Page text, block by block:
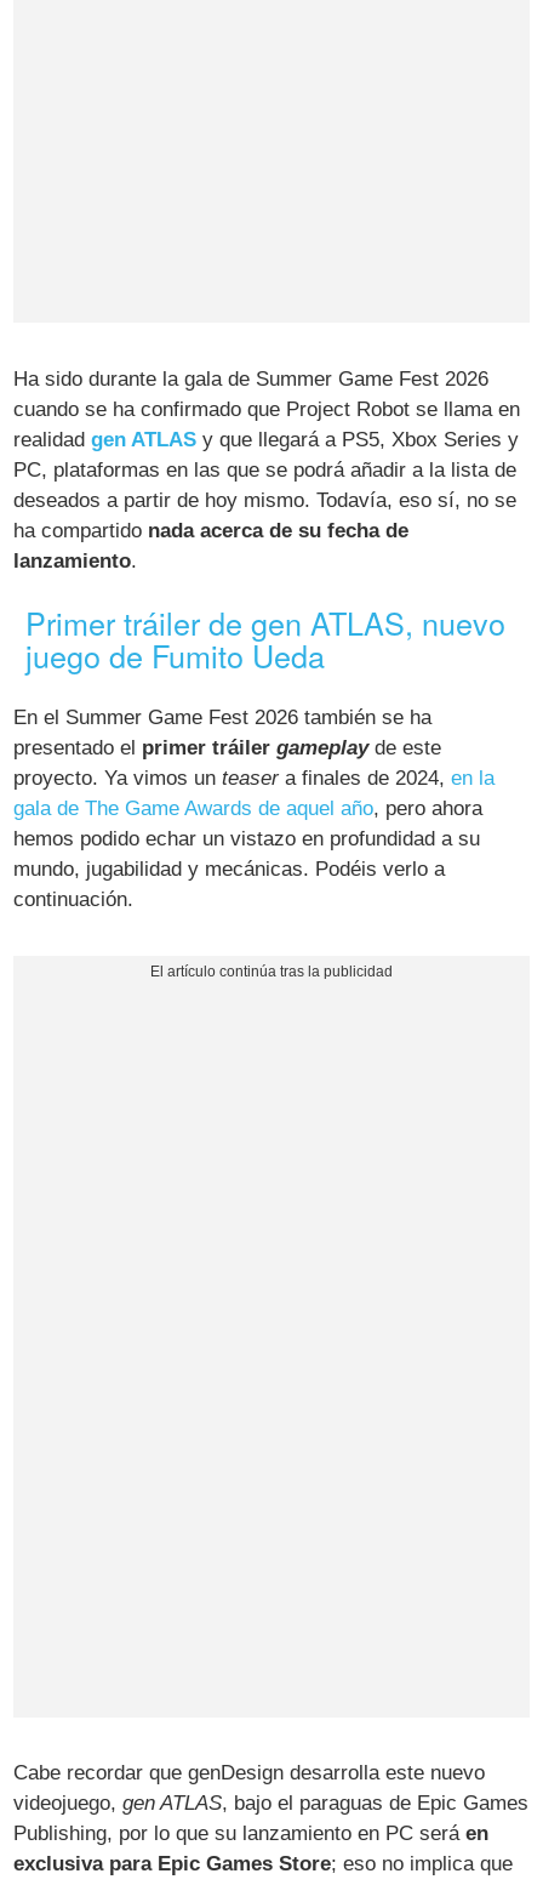
Ha sido durante la gala de Summer Game Fest 2026
cuando se ha confirmado que Project Robot se llama en
realidadgen ATLAS y que llegará a PS5, Xbox Series y
PC, plataformas en las que se podrá añadir a la lista de
deseados a partir de hoy mismo. Todavía, eso sí, no se
ha compartido nada acerca de su fecha de
lanzamiento.
Primer tráiler de gen ATLAS, nuevo
juego de Fumito Ueda
En el Summer Game Fest 2026 también se ha
presentado el primer tráilergameplayde este
proyecto. Ya vimos unteasera finales de 2024,en la
gala de The Game Awards de aquel año, pero ahora
hemos podido echar un vistazo en profundidad a su
mundo, jugabilidad y mecánicas. Podéis verlo a
continuación.
Cabe recordar que genDesign desarrolla este nuevo
videojuego,gen ATLAS, bajo el paraguas de Epic Games
Publishing, por lo que su lanzamiento en PC seráen
exclusiva para Epic Games Store; eso no implica que